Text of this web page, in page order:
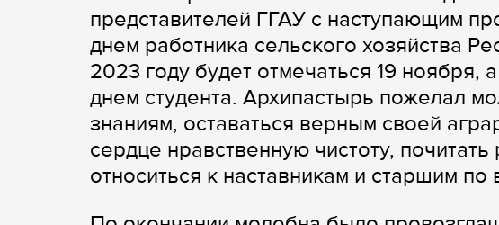
представителей ГГАУ с наступающим
днем работника сельского хозяйства
2023 году будет отмечаться 19
днем студента. Архипастырь пожелал
знаниям, оставаться верным своей
сердце нравственную чистоту,
относиться к наставникам и старшим по